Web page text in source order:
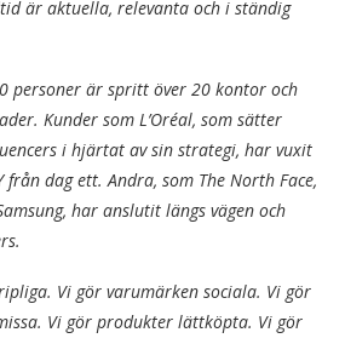
är aktuella, relevanta och i ständig
personer är spritt över 20 kontor och
Kunder som L’Oréal, som sätter
i hjärtat av sin strategi, har vuxit
från dag ett. Andra, som The North Face,
har anslutit längs vägen och
Vi gör varumärken sociala. Vi gör
Vi gör produkter lättköpta. Vi gör